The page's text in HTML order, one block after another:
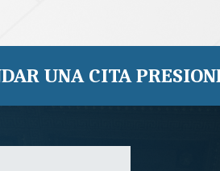
UNA CITA